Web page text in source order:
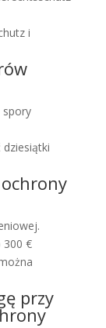
i
spory
300 €
przy